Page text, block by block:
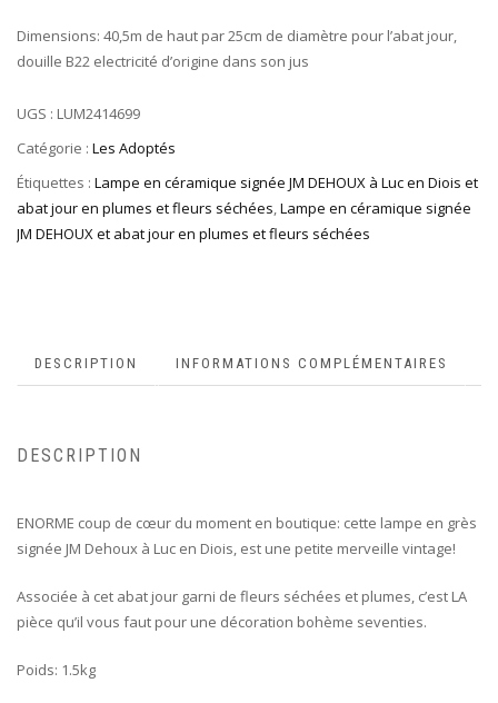
Dimensions: 40,5m de haut par 25cm de diamètre pour l’abat jour,
douille B22 electricité d’origine dans son jus
UGS : LUM2414699
Catégorie : Les Adoptés
Étiquettes : Lampe en céramique signée JM DEHOUX à Luc en Diois et
abat jour en plumes et fleurs séchées,Lampe en céramique signée
JM DEHOUX et abat jour en plumes et fleurs séchées
DESCRIPTION INFORMATIONS COMPLÉMENTAIRES
DESCRIPTION
ENORME coup de cœur du moment en boutique: cette lampe en grès
signée JM Dehoux à Luc en Diois, est une petite merveille vintage!
Associée à cet abat jour garni de fleurs séchées et plumes, c’est LA
pièce qu’il vous faut pour une décoration bohème seventies.
Poids: 1.5kg